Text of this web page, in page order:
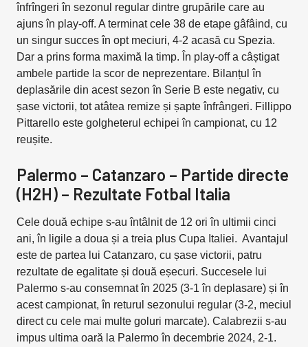
înfrîngeri în sezonul regular dintre grupările care au
ajuns în play-off. A terminat cele 38 de etape gâfâind, cu
un singur succes în opt meciuri, 4-2 acasă cu Spezia.
Dar a prins forma maximă la timp. În play-off a câștigat
ambele partide la scor de neprezentare. Bilanțul în
deplasările din acest sezon în Serie B este negativ, cu
șase victorii, tot atâtea remize și șapte înfrângeri. Fillippo
Pittarello este golgheterul echipei în campionat, cu 12
reușite.
Palermo – Catanzaro – Partide directe
(H2H) – Rezultate Fotbal Italia
Cele două echipe s-au întâlnit de 12 ori în ultimii cinci
ani, în ligile a doua și a treia plus Cupa Italiei. Avantajul
este de partea lui Catanzaro, cu șase victorii, patru
rezultate de egalitate și două eșecuri. Succesele lui
Palermo s-au consemnat în 2025 (3-1 în deplasare) și în
acest campionat, în returul sezonului regular (3-2, meciul
direct cu cele mai multe goluri marcate). Calabrezii s-au
impus ultima oară la Palermo în decembrie 2024, 2-1.